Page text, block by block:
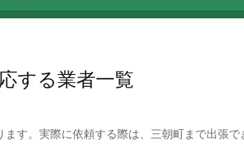
する業者一覧
す。実際に依頼する際は、三朝町まで出張